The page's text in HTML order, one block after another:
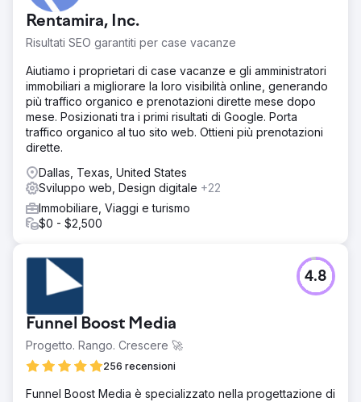
Rentamira, Inc.
Risultati SEO garantiti per case vacanze
Aiutiamo i proprietari di case vacanze e gli amministratori
immobiliari a migliorare la loro visibilità online, generando
più traffico organico e prenotazioni dirette mese dopo
mese. Posizionati tra i primi risultati di Google. Porta
traffico organico al tuo sito web. Ottieni più prenotazioni
dirette.
Dallas, Texas, United States
Sviluppo web, Design digitale +22
Immobiliare, Viaggi e turismo
$0 - $2,500
Funnel Boost Media
Progetto. Rango. Crescere 🚀
256 recensioni
4.8
Funnel Boost Media è specializzato nella progettazione di